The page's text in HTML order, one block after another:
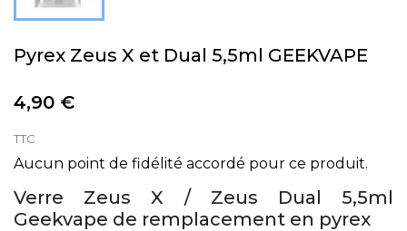
Pyrex Zeus X et Dual 5,5ml GEEKVAPE
4,90 €
TTC
Aucun point de fidélité accordé pour ce produit.
Verre Zeus X / Zeus Dual 5,5ml
Geekvape de remplacement en pyrex